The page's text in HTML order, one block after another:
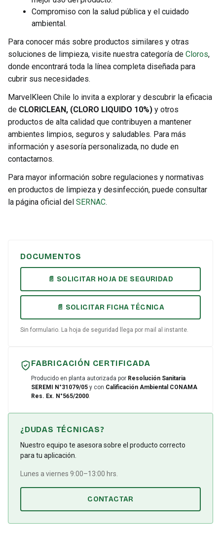
Compromiso con la salud pública y el cuidado
ambiental.
Para conocer más sobre productos similares y otras
soluciones de limpieza, visite nuestra categoría de Cloros,
donde encontrará toda la línea completa diseñada para
cubrir sus necesidades.
MarvelKleen Chile lo invita a explorar y descubrir la eficacia
de CLORICLEAN, (CLORO LIQUIDO 10%) y otros
productos de alta calidad que contribuyen a mantener
ambientes limpios, seguros y saludables. Para más
información y asesoría personalizada, no dude en
contactarnos.
Para mayor información sobre regulaciones y normativas
en productos de limpieza y desinfección, puede consultar
la página oficial del SERNAC.
DOCUMENTOS
📄 SOLICITAR HOJA DE SEGURIDAD
📄 SOLICITAR FICHA TÉCNICA
Sin formulario. La hoja de seguridad llega por mail al instante.
FABRICACIÓN CERTIFICADA
Producido en planta autorizada por Resolución Sanitaria
SEREMI N°31079/05 y con Calificación Ambiental CONAMA
Res. Ex. N°565/2000.
¿DUDAS TÉCNICAS?
Nuestro equipo te asesora sobre el producto correcto
para tu aplicación.
Lunes a viernes 9:00–13:00 hrs.
CONTACTAR